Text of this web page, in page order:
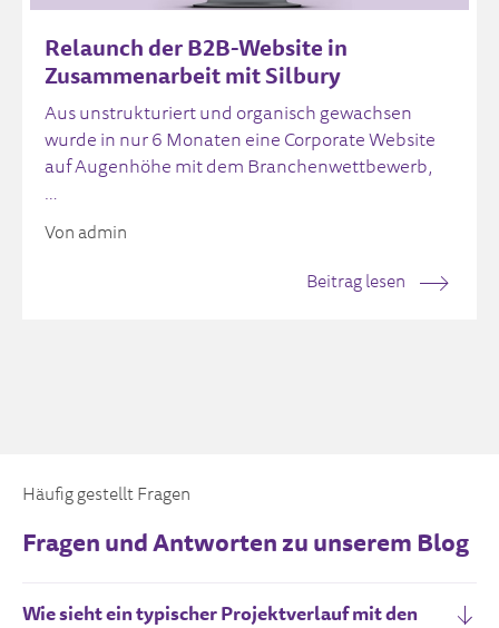
Relaunch der B2B-Website in
Zusammenarbeit mit Silbury
Aus unstrukturiert und organisch gewachsen
wurde in nur 6 Monaten eine Corporate Website
auf Augenhöhe mit dem Branchenwettbewerb,
…
Von admin
Beitrag lesen
Häufig gestellt Fragen
Fragen und Antworten zu unserem Blog
Wie sieht ein typischer Projektverlauf mit den